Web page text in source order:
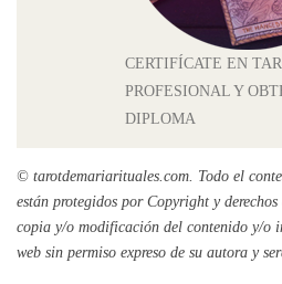
CERTIFÍCATE EN
PROFESIONAL Y
DIPLOMA
© tarotdemariarituales.com. Todo el
están protegidos por Copyright y
copia y/o modificación del contenido y/o
web sin permiso expreso de su autora y